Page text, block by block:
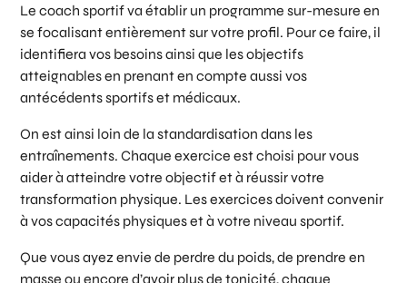
Le coach sportif va établir un programme sur-mesure en
se focalisant entièrement sur votre profil. Pour ce faire, il
identifiera vos besoins ainsi que les objectifs
atteignables en prenant en compte aussi vos
antécédents sportifs et médicaux.
On est ainsi loin de la standardisation dans les
entraînements. Chaque exercice est choisi pour vous
aider à atteindre votre objectif et à réussir votre
transformation physique. Les exercices doivent convenir
à vos capacités physiques et à votre niveau sportif.
Que vous ayez envie de perdre du poids, de prendre en
masse ou encore d’avoir plus de tonicité, chaque